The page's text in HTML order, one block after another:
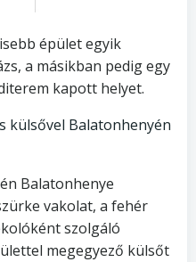
épület egyik
a másikban pedig egy
kapott helyet.
Balatonhenye
vakolat, a fehér
szolgáló
megegyező külsőt